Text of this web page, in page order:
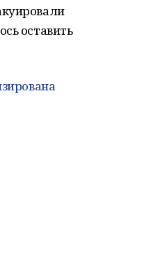
оставить